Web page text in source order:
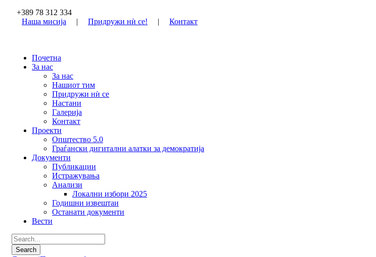
+389 78 312 334
Наша мисија
| Придружи нѝ се! | Контакт
Почетна
За нас
За нас
Нашиот тим
Придружи нѝ се
Настани
Галерија
Контакт
Проекти
Општество 5.0
Граѓански дигитални алатки за демократија
Документи
Публикации
Истражувања
Анализи
Локални избори 2025
Годишни извештаи
Останати документи
Вести